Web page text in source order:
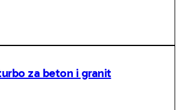
za beton i granit